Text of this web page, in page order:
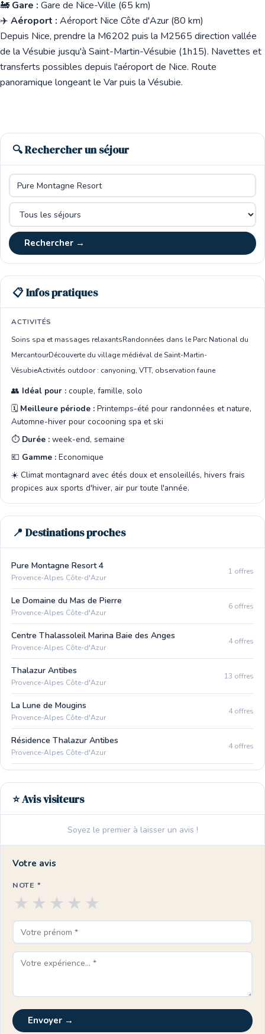
🚂 Gare : Gare de Nice-Ville (65 km)
✈️ Aéroport : Aéroport Nice Côte d'Azur (80 km)
Depuis Nice, prendre la M6202 puis la M2565 direction vallée
de la Vésubie jusqu'à Saint-Martin-Vésubie (1h15). Navettes et
transferts possibles depuis l'aéroport de Nice. Route
panoramique longeant le Var puis la Vésubie.
🔍 Rechercher un séjour
Rechercher →
📋 Infos pratiques
ACTIVITÉS
Soins spa et massages relaxantsRandonnées dans le Parc National du
MercantourDécouverte du village médiéval de Saint-Martin-
VésubieActivités outdoor : canyoning, VTT, observation faune
👥 Idéal pour : couple, famille, solo
🗓️ Meilleure période : Printemps-été pour randonnées et nature,
Automne-hiver pour cocooning spa et ski
⏱️ Durée : week-end, semaine
💶 Gamme : Economique
☀️ Climat montagnard avec étés doux et ensoleillés, hivers frais
propices aux sports d'hiver, air pur toute l'année.
📍 Destinations proches
Pure Montagne Resort 4
Provence-Alpes Côte-d'Azur
1 offres
Le Domaine du Mas de Pierre
Provence-Alpes Côte-d'Azur
6 offres
Centre Thalassoleil Marina Baie des Anges
Provence-Alpes Côte-d'Azur
4 offres
Thalazur Antibes
Provence-Alpes Côte-d'Azur
13 offres
La Lune de Mougins
Provence-Alpes Côte-d'Azur
4 offres
Résidence Thalazur Antibes
Provence-Alpes Côte-d'Azur
4 offres
⭐ Avis visiteurs
Soyez le premier à laisser un avis !
Votre avis
NOTE *
★
★
★
★
★
Envoyer →